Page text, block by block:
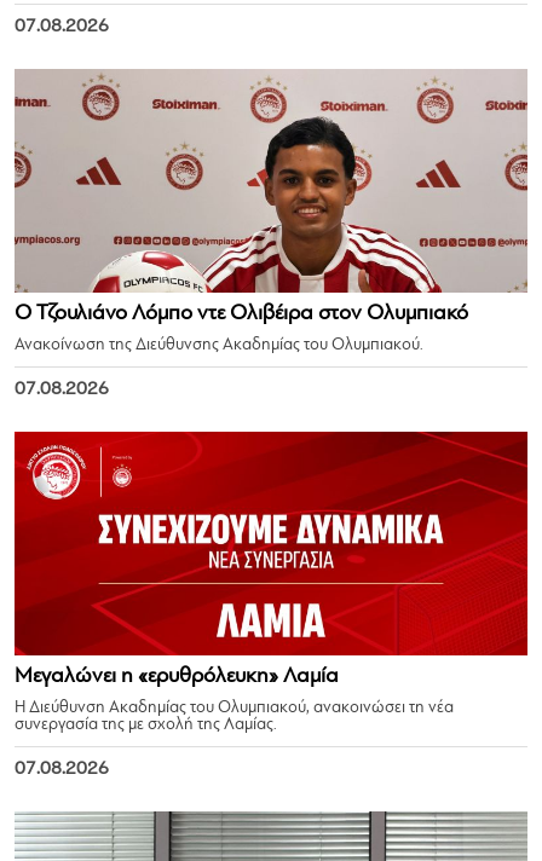
07.08.2026
Ο Τζουλιάνο Λόμπο ντε Ολιβέιρα στον Ολυμπιακό
Ανακοίνωση της Διεύθυνσης Ακαδημίας του Ολυμπιακού.
07.08.2026
Μεγαλώνει η «ερυθρόλευκη» Λαμία
Η Διεύθυνση Ακαδημίας του Ολυμπιακού, ανακοινώσει τη νέα
συνεργασία της με σχολή της Λαμίας.
07.08.2026